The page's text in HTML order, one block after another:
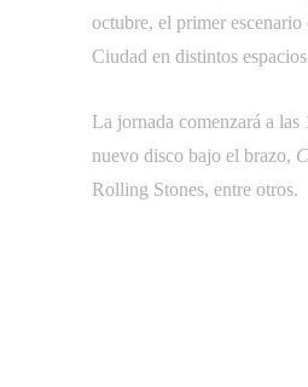
octubre, el primer
Ciudad en distintos
La jornada comenzará a
nuevo disco bajo el brazo,
Rolling Stones, entre otros.